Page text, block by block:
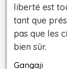
liberté est
tant que
pas que les
bien sûr.
Gangaji